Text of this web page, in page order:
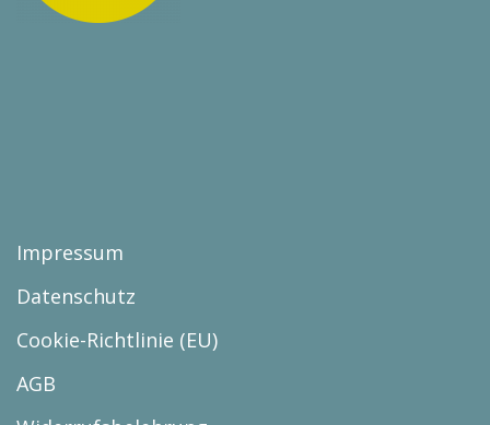
Impressum
Datenschutz
Cookie-Richtlinie (EU)
AGB